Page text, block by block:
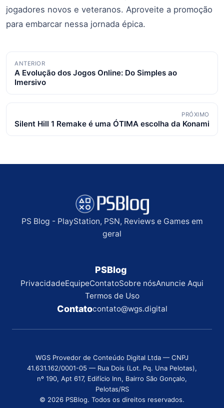
jogadores novos e veteranos. Aproveite a promoção
para embarcar nessa jornada épica.
Navegação
de
posts
ANTERIOR
A Evolução dos Jogos Online: Do Simples ao
Imersivo
PRÓXIMO
Silent Hill 1 Remake é uma ÓTIMA escolha da Konami
PS Blog - PlayStation, PSN, Reviews e Games em
geral
PSBlog
PrivacidadeEquipeContatoSobre nósAnuncie Aqui
Termos de Uso
Contatocontato@wgs.digital
WGS Provedor de Conteúdo Digital Ltda — CNPJ
41.631.162/0001-05 — Rua Dois (Lot. Pq. Una Pelotas),
nº 190, Apt 617, Edifício Inn, Bairro São Gonçalo,
Pelotas/RS
© 2026 PSBlog. Todos os direitos reservados.